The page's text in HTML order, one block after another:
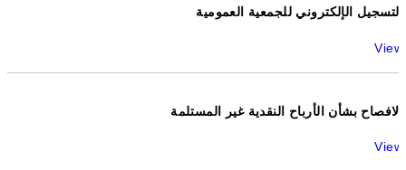
التسجيل الإلكتروني للجمعية العمومية
View
الافصاح بشأن الأرباح النقدية غير المستلمة
View